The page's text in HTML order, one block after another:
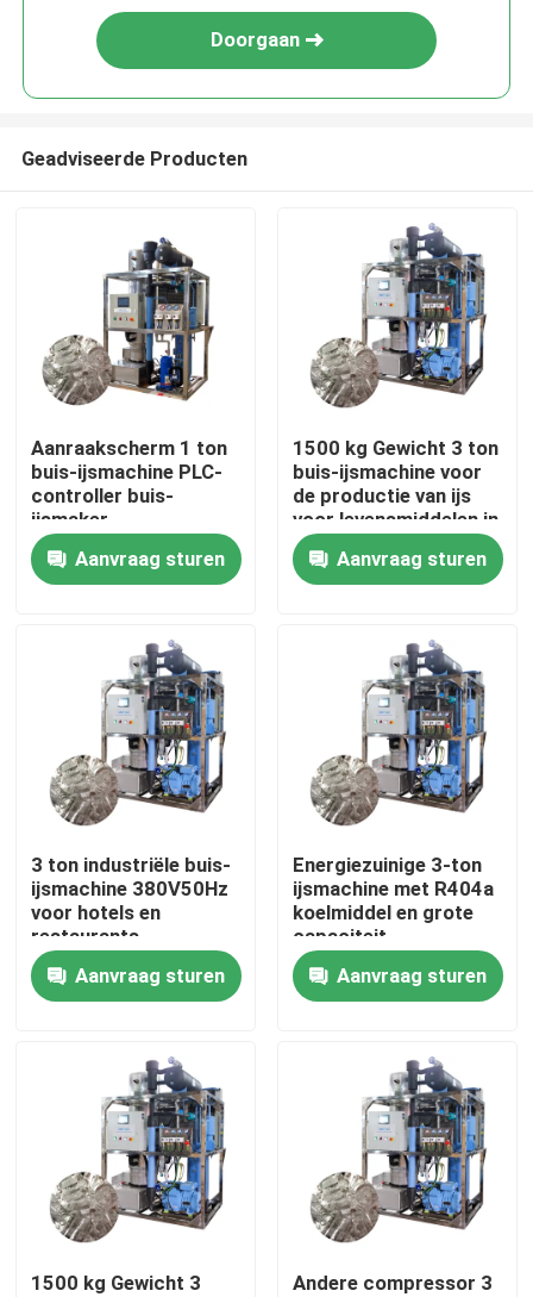
Producten
VR-show
Over ons
Fabriekstocht
Kwaliteitscontrole
Neem contact met ons op
Vraag een offerte
Buismachine
grote kubus-ijsmachine
Doorgaan
Geadviseerde Producten
Aanraakscherm 1 ton
buis-ijsmachine PLC-
controller buis-
ijsmaker
geautomatiseerd
Aanvraag sturen
1500 kg Gewicht 3 ton
buis-ijsmachine voor
de productie van ijs
voor levensmiddelen in
de verkoop en
prestatiesAanvraag sturen
3 ton industriële buis-
ijsmachine 380V50Hz
voor hotels en
restaurants
Aanvraag sturen
Energiezuinige 3-ton
ijsmachine met R404a
koelmiddel en grote
capaciteit
Aanvraag sturen
1500 kg Gewicht 3
Andere compressor 3